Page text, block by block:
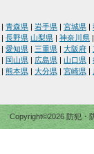
青森県 岩手県 宮城県
長野県 山梨県 神奈川県
愛知県 三重県 大阪府
岡山県 広島県 山口県
熊本県 大分県 宮崎県
Copyright©2026 防犯・